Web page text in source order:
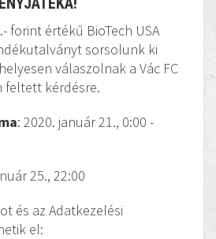
forint értékű BioTech USA
sorsolunk ki
válaszolnak a Vác FC
feltett kérdésre.
: 2020. január 21., 0:00 -
25., 22:00
és az Adatkezelési
el: